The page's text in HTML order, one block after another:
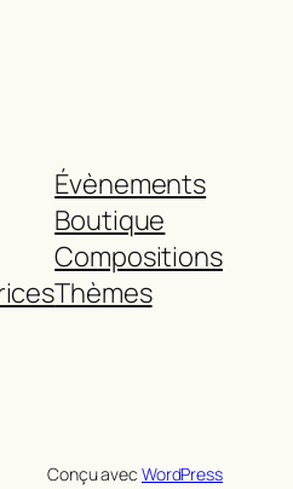
Évènements
Boutique
Compositions
Thèmes
Conçu avec WordPress